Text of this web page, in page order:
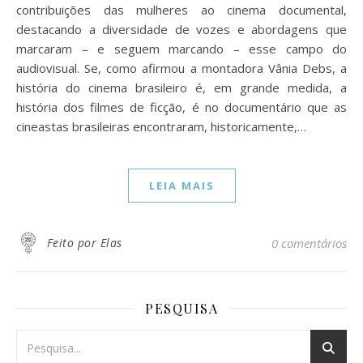
contribuições das mulheres ao cinema documental,
destacando a diversidade de vozes e abordagens que
marcaram – e seguem marcando – esse campo do
audiovisual. Se, como afirmou a montadora Vânia Debs, a
história do cinema brasileiro é, em grande medida, a
história dos filmes de ficção, é no documentário que as
cineastas brasileiras encontraram, historicamente,…
LEIA MAIS
Feito por Elas 0 comentários
PESQUISA